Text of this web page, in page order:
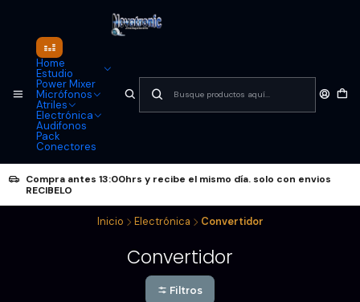
Home
Estudio
Power Mixer
Micrófonos
Atriles
Electrónica
Audifonos
Pack
Conectores
Compra antes 13:00hrs y recibe el mismo día. solo con envios
RECIBELO
Inicio Electrónica Convertidor
Convertidor
Filtros